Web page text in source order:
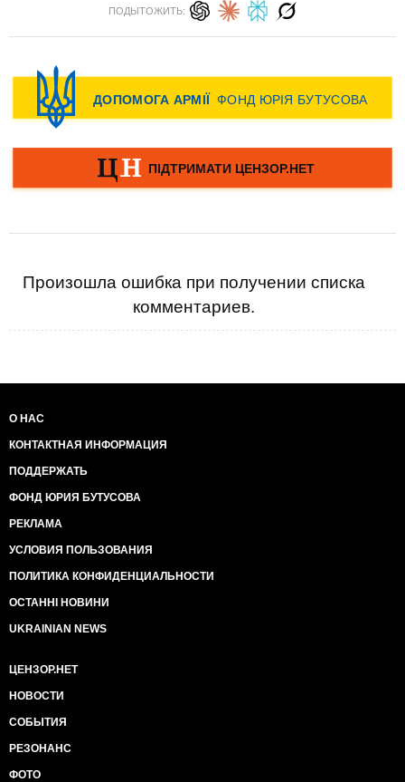
ПОДЫТОЖИТЬ:
Произошла ошибка при получении списка
комментариев.
О НАС
КОНТАКТНАЯ ИНФОРМАЦИЯ
ПОДДЕРЖАТЬ
ФОНД ЮРИЯ БУТУСОВА
РЕКЛАМА
УСЛОВИЯ ПОЛЬЗОВАНИЯ
ПОЛИТИКА КОНФИДЕНЦИАЛЬНОСТИ
ОСТАННІ НОВИНИ
UKRAINIAN NEWS
ЦЕНЗОР.НЕТ
НОВОСТИ
СОБЫТИЯ
РЕЗОНАНС
ФОТО